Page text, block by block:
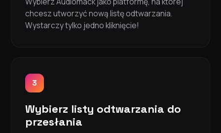
chcesz utworzyć nową listę odtwarzania.
Wystarczy tylko jedno kliknięcie!
3
Wybierz listy odtwarzania do
przesłania